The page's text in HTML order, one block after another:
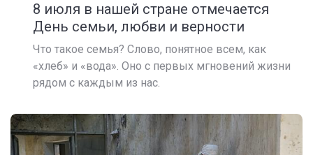
8 июля в нашей стране отмечается
День семьи, любви и верности
Что такое семья? Слово, понятное всем, как
«хлеб» и «вода». Оно с первых мгновений жизни
рядом с каждым из нас.